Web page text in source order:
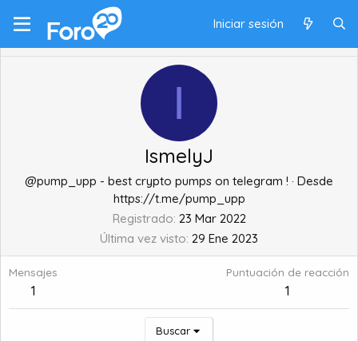
Iniciar sesión
I
IsmelyJ
@pump_upp - best crypto pumps on telegram ! · Desde
https://t.me/pump_upp
Registrado 23 Mar 2022
Última vez visto 29 Ene 2023
Mensajes
1
Puntuación de reacción
1
Buscar